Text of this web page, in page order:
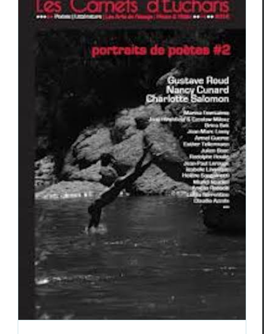
Les carnets d’Eucharis(portraits de poètes
vol. 2)
Revue des revues